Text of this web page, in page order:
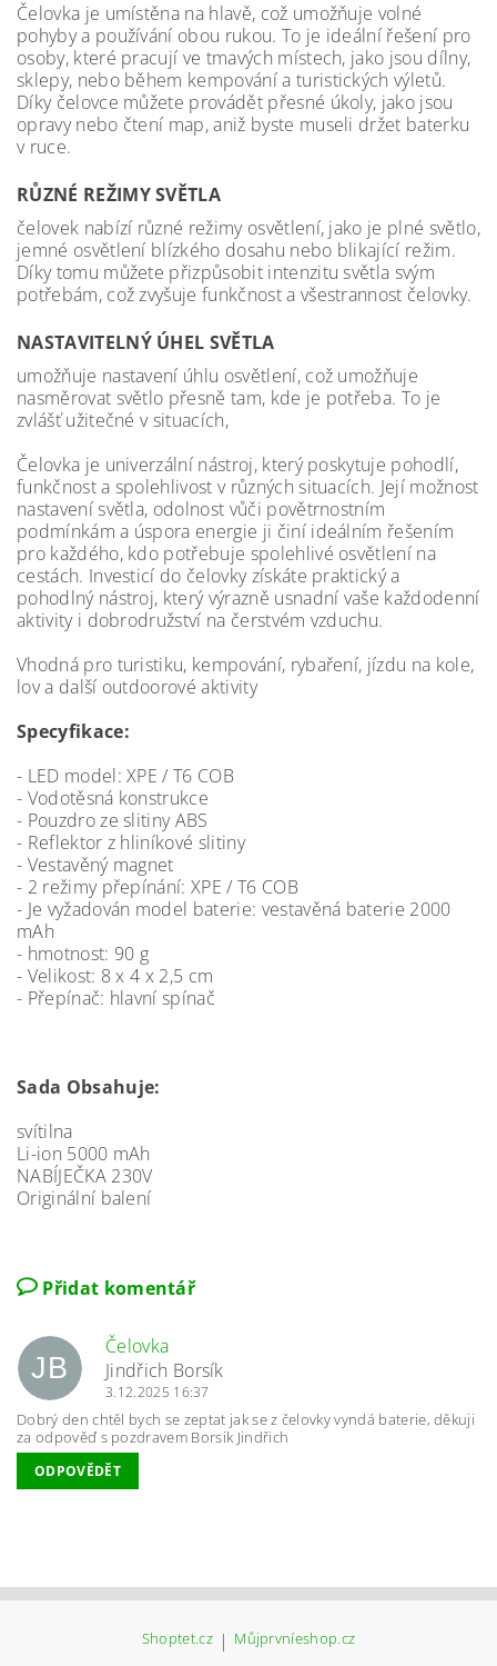
Čelovka je umístěna na hlavě, což umožňuje volné
pohyby a používání obou rukou. To je ideální řešení pro
osoby, které pracují ve tmavých místech, jako jsou dílny,
sklepy, nebo během kempování a turistických výletů.
Díky čelovce můžete provádět přesné úkoly, jako jsou
opravy nebo čtení map, aniž byste museli držet baterku
v ruce.
RŮZNÉ REŽIMY SVĚTLA
čelovek nabízí různé režimy osvětlení, jako je plné světlo,
jemné osvětlení blízkého dosahu nebo blikající režim.
Díky tomu můžete přizpůsobit intenzitu světla svým
potřebám, což zvyšuje funkčnost a všestrannost čelovky.
NASTAVITELNÝ ÚHEL SVĚTLA
umožňuje nastavení úhlu osvětlení, což umožňuje
nasměrovat světlo přesně tam, kde je potřeba. To je
zvlášť užitečné v situacích,
Čelovka je univerzální nástroj, který poskytuje pohodlí,
funkčnost a spolehlivost v různých situacích. Její možnost
nastavení světla, odolnost vůči povětrnostním
podmínkám a úspora energie ji činí ideálním řešením
pro každého, kdo potřebuje spolehlivé osvětlení na
cestách. Investicí do čelovky získáte praktický a
pohodlný nástroj, který výrazně usnadní vaše každodenní
aktivity i dobrodružství na čerstvém vzduchu.
Vhodná pro turistiku, kempování, rybaření, jízdu na kole,
lov a další outdoorové aktivity
Specyfikace:
- LED model: XPE / T6 COB
- Vodotěsná konstrukce
- Pouzdro ze slitiny ABS
- Reflektor z hliníkové slitiny
- Vestavěný magnet
- 2 režimy přepínání: XPE / T6 COB
- Je vyžadován model baterie: vestavěná baterie 2000
mAh
- hmotnost: 90 g
- Velikost: 8 x 4 x 2,5 cm
- Přepínač: hlavní spínač
Sada Obsahuje:
svítilna
Li-ion 5000 mAh
NABÍJEČKA 230V
Originální balení
Přidat komentář
JB
Čelovka
Jindřich Borsík
3.12.2025 16:37
Dobrý den chtěl bych se zeptat jak se z čelovky vyndá baterie, děkuji
za odpověď s pozdravem Borsik Jindřich
ODPOVĚDĚT
Shoptet.cz | Můjprvníeshop.cz